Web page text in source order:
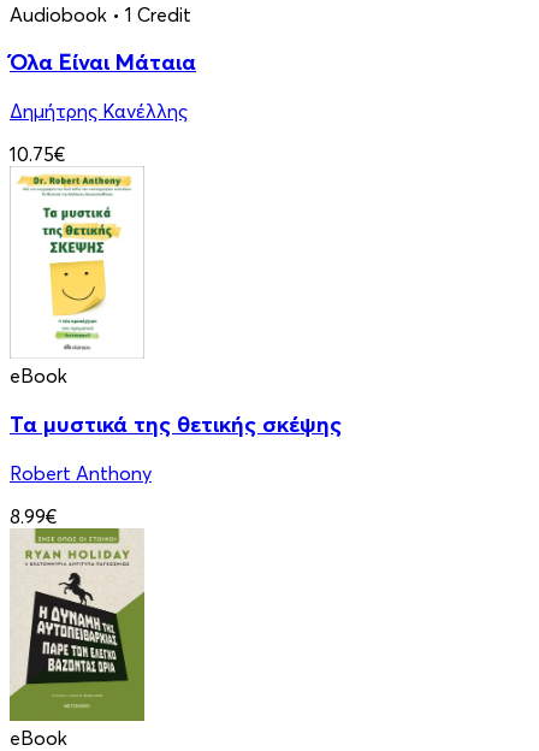
Audiobook • 1 Credit
Όλα Είναι Μάταια
Δημήτρης Κανέλλης
10.75€
eBook
Τα μυστικά της θετικής σκέψης
Robert Anthony
8.99€
eBook